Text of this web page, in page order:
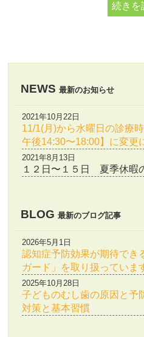
続きを
NEWS 最新のお知らせ
2021年10月22日
11/1(月)から水曜日の診療
午後14:30〜18:00】に変更
2021年8月13日
１２日〜１５日 夏季休暇
BLOG 最新のブログ記事
2026年5月1日
認知症予防効果が期待でき
ガード」を取り扱っていま
2025年10月28日
子どものむし歯の原因と予
対策と基本習慣